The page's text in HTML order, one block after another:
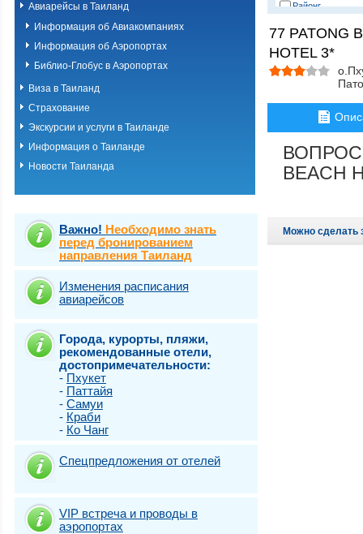
Авиарейсы в Таиланд
Информация об Авиакомпаниях
Информация об Аэропортах
Библио-Глобус в Аэропортах
Виза в Таиланд
Страхование
Экскурсии и услуги в Таиланде
Информация о Таиланде
Новости Таиланда
Важно! Необходимо знать
перед бронированием
направления Таиланд
Изменения расписания
авиарейсов
Города, курорты, пляжи,
рекомендованные отели,
достопримечательности:
- Пхукет
- Паттайя
- Самуи
- Краби
- Ко Чанг
Спецпредложения от отелей
VIP встреча и проводы в
аэропортах
Районг
о. Пханган
о.Ланта
о.Пхи-Пхи
о.Пхукет.
о.Пхукет. Пляж
о.Пхукет. Пляж
о.Пхукет. Пляж
о.Пхукет. Пляж
о.Пхукет. Пляж
77 PATONG
HOTEL 3*
BEACH
Можно сделать